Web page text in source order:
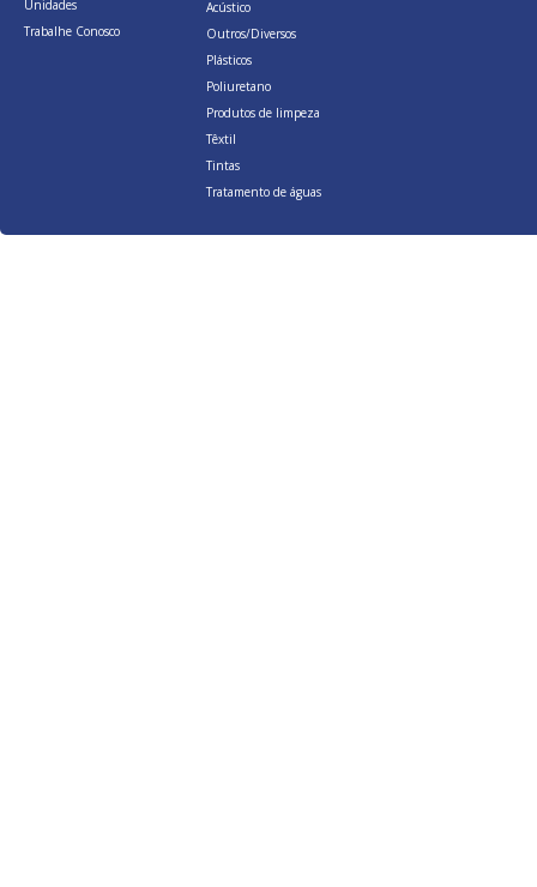
Unidades
Trabalhe Conosco
Acústico
Outros/Diversos
Plásticos
Poliuretano
Produtos de limpeza
Têxtil
Tintas
Tratamento de águas